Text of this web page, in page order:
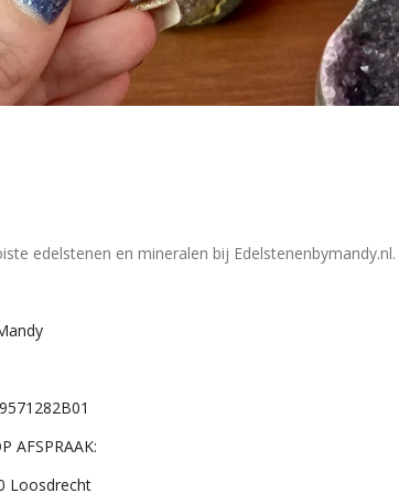
edelstenen en mineralen bij
AFSPRAAK:
Loosdrecht